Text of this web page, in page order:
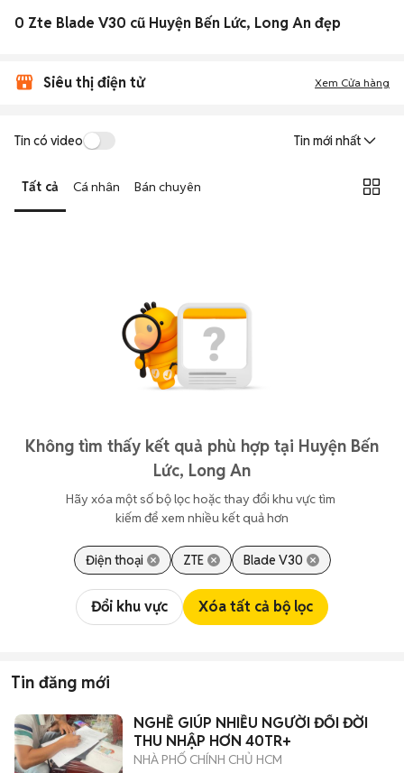
0 Zte Blade V30 cũ Huyện Bến Lức, Long An đẹp
Siêu thị điện tử Xem Cửa hàng
Tin có video Tin mới nhất
Tất cả Cá nhân Bán chuyên
Không tìm thấy kết quả phù hợp tại Huyện Bến
Lức, Long An
Hãy xóa một số bộ lọc hoặc thay đổi khu vực tìm
kiếm để xem nhiều kết quả hơn
Điện thoại ZTE Blade V30
Đổi khu vực Xóa tất cả bộ lọc
Tin đăng mới
NGHỀ GIÚP NHIỀU NGƯỜI ĐỔI ĐỜI
THU NHẬP HƠN 40TR+
NHÀ PHỐ CHÍNH CHỦ HCM